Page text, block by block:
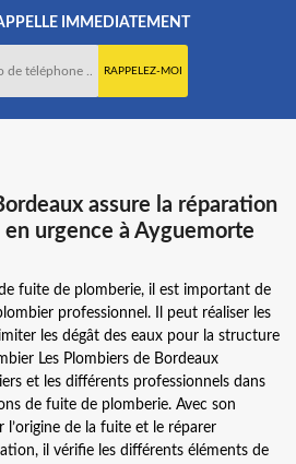
IMMEDIATEMENT
assure la réparation
urgence à Ayguemorte
fuite de plomberie, il est important de
professionnel. Il peut réaliser les
les dégât des eaux pour la structure
Les Plombiers de Bordeaux
et les différents professionnels dans
de fuite de plomberie. Avec son
de la fuite et le réparer
il vérifie les différents éléments de